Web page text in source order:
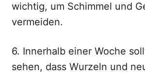
wichtig, um Schimmel und
vermeiden.
6. Innerhalb einer Woche
sehen, dass Wurzeln und